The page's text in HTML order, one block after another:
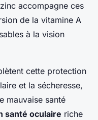
accompagne ces
de la vitamine A
à la vision
cette protection
et la sécheresse,
mauvaise santé
santé oculaire riche